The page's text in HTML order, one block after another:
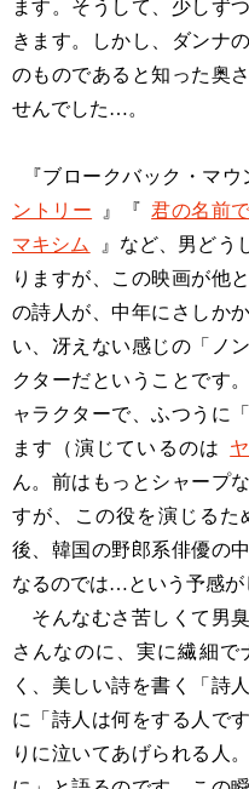
ます。そうして、少しず
きます。しかし、ダンナ
のものであると知った奥
せんでした…。
『ブロークバック・マウ
ントリー
』『 君の名前
マキシム
』など、男どう
りますが、この映画が他
の詩人が、中年にさしか
い、冴えない感じの「ノ
クターだということです
ャラクターで、ふつうに
ます（演じているのは
ん。前はもっとシャープ
すが、この役を演じるた
後、韓国の野郎系俳優の
なるのでは…という予感が
そんなむさ苦しくて男
さんなのに、実に繊細で
く、美しい詩を書く「詩
に「詩人は何をする人で
りに泣いてあげられる人